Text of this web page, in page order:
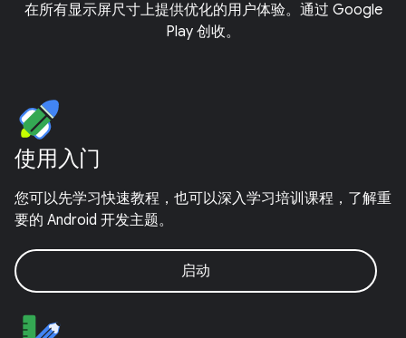
在所有显示屏尺寸上提供优化的用户体验。通过 Google
Play 创收。
使用入门
您可以先学习快速教程，也可以深入学习培训课程，了解重
要的 Android 开发主题。
启动